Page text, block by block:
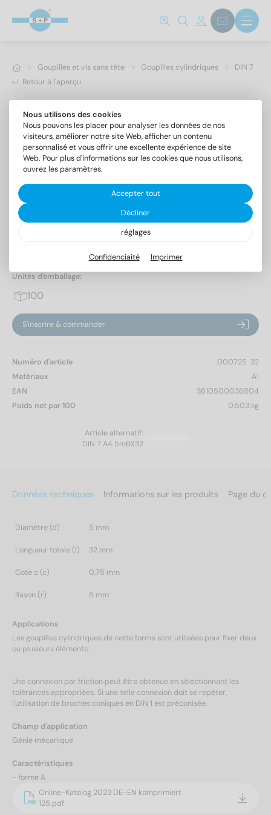
Goupilles et vis sans tête Goupilles cylindriques DIN 7
Retour à l'aperçu
DIN 7 1.4305 5m6X32
Goupilles cylindriques forme A, tolérance m6
Unités d'emballage:
100
S'inscrire & commander
Numéro d'article
000725  32
Matériaux
A1
EAN
3610500036804
Poids net par 100
0,503 kg
Article alternatif:
DIN 7 A4 5m6X32
Données techniques Informations sur les produits Page du
Diamètre (d) 5 mm
Longueur totale (l) 32 mm
Cote c (c) 0,75 mm
Rayon (r) 5 mm
Applications
Les goupilles cylindriques de cette forme sont utilisées pour fixer deux
ou plusieurs éléments.
Une connexion par friction peut être obtenue en sélectionnant les
tolérances appropriées. Si une telle connexion doit se repéter,
l'utilisation de broches coniques en DIN 1 est préconisée.
Champ d'application
Génie mécanique
Caractéristiques
- forme A
Online-Katalog 2023 DE-EN komprimiert
125.pdf
Nous utilisons des cookies
Nous pouvons les placer pour analyser les données de nos
visiteurs, améliorer notre site Web, afficher un contenu
personnalisé et vous offrir une excellente expérience de site
Web. Pour plus d'informations sur les cookies que nous utilisons,
ouvrez les paramètres.
Accepter tout
Décliner
réglages
Confidenciaité Imprimer